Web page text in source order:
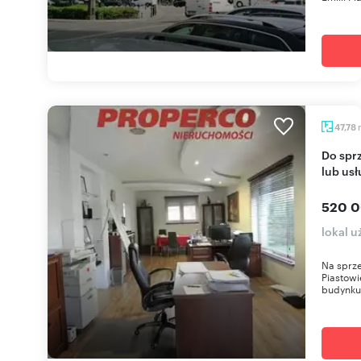
47,78
Do sprzedania funkcjonalny lokal 48 m² na biuro
lub
520
lokal
Na